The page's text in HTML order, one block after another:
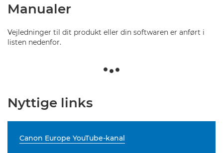
Manualer
Vejledninger til dit produkt eller din softwaren er anført i
listen nedenfor.
Nyttige links
Canon Europe YouTube-kanal